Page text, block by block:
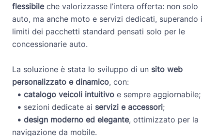
flessibileche valorizzasse l’intera offerta: non solo
auto, ma anche moto e servizi dedicati, superando i
limiti dei pacchetti standard pensati solo per le
concessionarie auto.
La soluzione è stata lo sviluppo di un sito web
personalizzato e dinamico, con:
• catalogo veicoli intuitivo e sempre aggiornabile;
• sezioni dedicate ai servizi e accessori;
• design moderno ed elegante, ottimizzato per la
navigazione da mobile.